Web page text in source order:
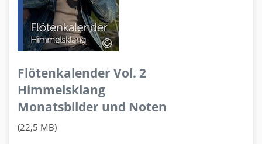
Flötenkalender Vol. 2
Himmelsklang
Monatsbilder und Noten
(22,5 MB)